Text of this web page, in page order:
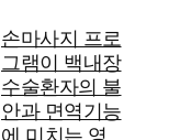
손마사지 프로
그램이 백내장
수술환자의 불
안과 면역기능